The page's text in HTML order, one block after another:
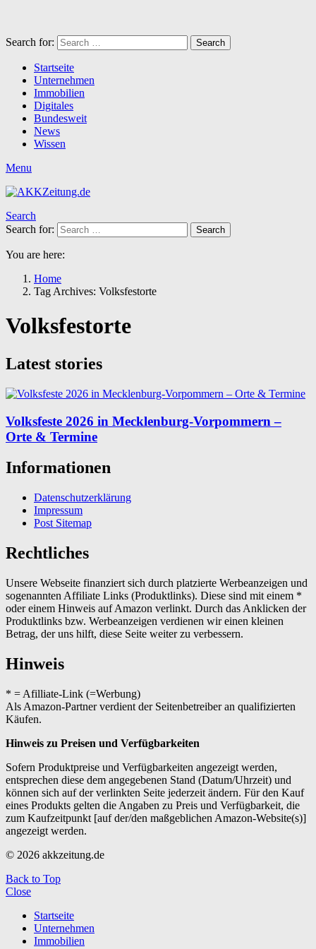
Search for: Search
Startseite
Unternehmen
Immobilien
Digitales
Bundesweit
News
Wissen
Menu
Search
Search for:
Search
You are here:
Home
Tag Archives: Volksfestorte
Volksfestorte
Latest stories
Volksfeste 2026 in Mecklenburg-Vorpommern –
Orte & Termine
Informationen
Datenschutzerklärung
Impressum
Post Sitemap
Rechtliches
Unsere Webseite finanziert sich durch platzierte Werbeanzeigen und
sogenannten Affiliate Links (Produktlinks). Diese sind mit einem *
oder einem Hinweis auf Amazon verlinkt. Durch das Anklicken der
Produktlinks bzw. Werbeanzeigen verdienen wir einen kleinen
Betrag, der uns hilft, diese Seite weiter zu verbessern.
Hinweis
* = Afilliate-Link (=Werbung)
Als Amazon-Partner verdient der Seitenbetreiber an qualifizierten
Käufen.
Hinweis zu Preisen und Verfügbarkeiten
Sofern Produktpreise und Verfügbarkeiten angezeigt werden,
entsprechen diese dem angegebenen Stand (Datum/Uhrzeit) und
können sich auf der verlinkten Seite jederzeit ändern. Für den Kauf
eines Produkts gelten die Angaben zu Preis und Verfügbarkeit, die
zum Kaufzeitpunkt [auf der/den maßgeblichen Amazon-Website(s)]
angezeigt werden.
© 2026 akkzeitung.de
Back to Top
Close
Startseite
Unternehmen
Immobilien